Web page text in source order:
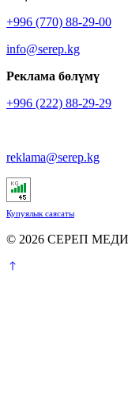
+996 (770) 88-29-00
info@serep.kg
Реклама бөлүмү
+996 (222) 88-29-29
reklama@serep.kg
Купуялык саясаты
© 2026 СЕРЕП